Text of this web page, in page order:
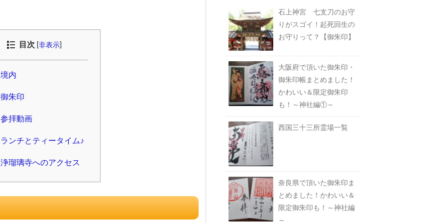
目次 [非表示
境内
御朱印
参拝動画
ランチとティータイム♪
浄瑠璃寺へのアクセス
石上神宮 七支刀のお守
りがスゴイ！起死回生の
お守りって？【御朱印】
大阪府で頂いた御朱印・
御朱印帳まとめました！
かわいい＆限定御朱印
も！～神社編①～
西国三十三所霊場一覧
奈良県で頂いた御朱印ま
とめました！かわいい＆
限定御朱印も！～神社編
～